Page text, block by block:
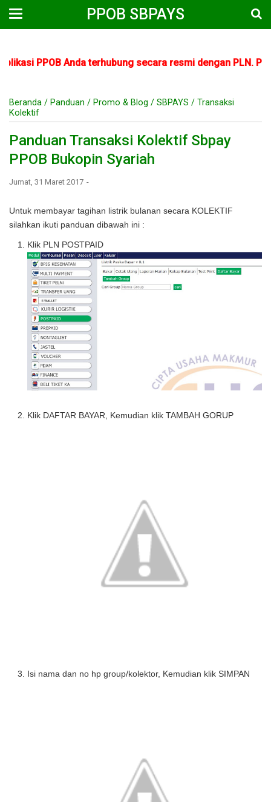
PPOB SBPAYS
Anda terhubung secara resmi dengan PLN. PT
Beranda / Panduan / Promo & Blog / SBPAYS / Transaksi
Kolektif
Panduan Transaksi Kolektif Sbpay
PPOB Bukopin Syariah
Jumat, 31 Maret 2017
Untuk membayar tagihan listrik bulanan secara KOLEKTIF
silahkan ikuti panduan dibawah ini :
Klik PLN POSTPAID
Klik DAFTAR BAYAR , Kemudian klik TAMBAH GORUP
Isi nama dan no hp group/kolektor, Kemudian klik SIMPAN